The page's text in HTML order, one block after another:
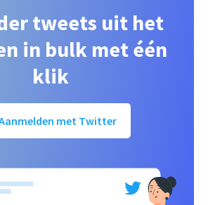
tweets uit het
in bulk met één
klik
met Twitter